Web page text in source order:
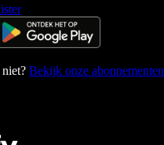
Bekijk onze abonnementen